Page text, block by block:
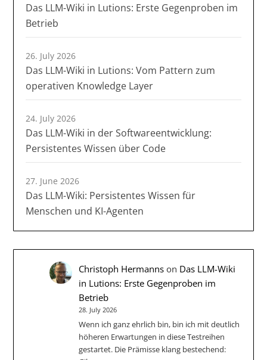
Das LLM-Wiki in Lutions: Erste Gegenproben im
Betrieb
26. July 2026
Das LLM-Wiki in Lutions: Vom Pattern zum
operativen Knowledge Layer
24. July 2026
Das LLM-Wiki in der Softwareentwicklung:
Persistentes Wissen über Code
27. June 2026
Das LLM-Wiki: Persistentes Wissen für
Menschen und KI-Agenten
Christoph Hermanns on Das LLM-Wiki
in Lutions: Erste Gegenproben im
Betrieb
28. July 2026
Wenn ich ganz ehrlich bin, bin ich mit deutlich
höheren Erwartungen in diese Testreihen
gestartet. Die Prämisse klang bestechend: